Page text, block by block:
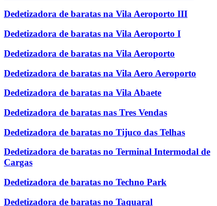
Dedetizadora de baratas na Vila Aeroporto III
Dedetizadora de baratas na Vila Aeroporto I
Dedetizadora de baratas na Vila Aeroporto
Dedetizadora de baratas na Vila Aero Aeroporto
Dedetizadora de baratas na Vila Abaete
Dedetizadora de baratas nas Tres Vendas
Dedetizadora de baratas no Tijuco das Telhas
Dedetizadora de baratas no Terminal Intermodal de
Cargas
Dedetizadora de baratas no Techno Park
Dedetizadora de baratas no Taquaral